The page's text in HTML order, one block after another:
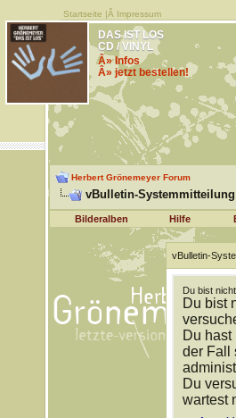
Startseite |Â Impressum
DAS IST LOS
CD / VINYL
Â» Infos
Â» jetzt bestellen!
Herbert Grönemeyer Forum
vBulletin-Systemmitteilung
Bilderalben Hilfe
vBulletin-
Du bist
Du bist
Du
der Fall
Du
wartest